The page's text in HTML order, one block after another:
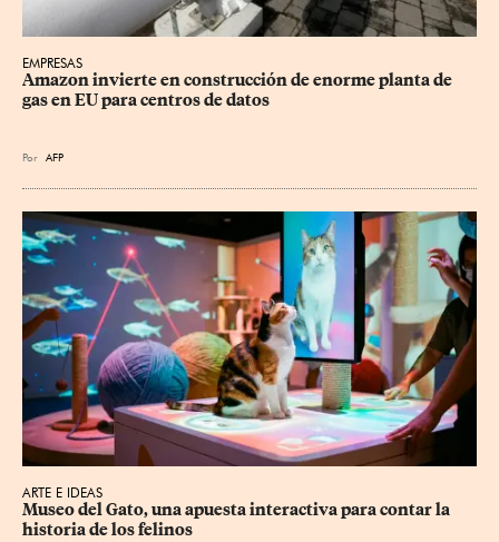
EMPRESAS
Amazon invierte en construcción de enorme planta de
gas en EU para centros de datos
Por AFP
ARTE E IDEAS
Museo del Gato, una apuesta interactiva para contar la
historia de los felinos